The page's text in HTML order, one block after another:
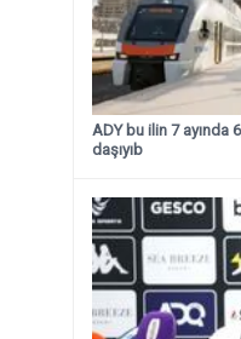
ADY bu ilin 7 ayında
daşıyıb